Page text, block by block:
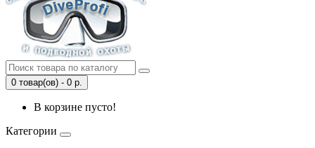
0 товар(ов) - 0 р.
В корзине пусто!
Категории